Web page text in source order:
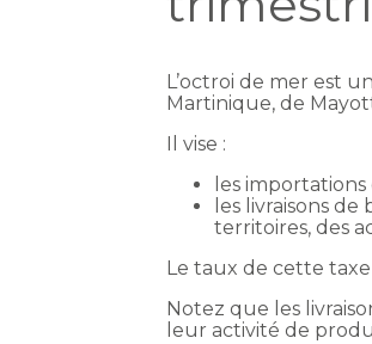
L’octroi de mer est
Martinique, de
Il vise :
les importations
les livraisons
territoires, des
Le taux de cette
Notez que les
leur activité de